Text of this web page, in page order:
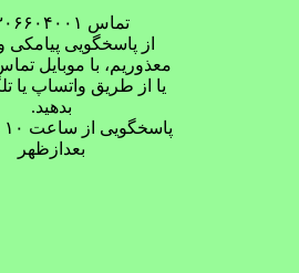
تماس ۰۹۳۰۶۶۰۴۰۰۱
از پاسخگویی پیامکی و
معذوریم، با موبایل تماس
یا از طریق واتساپ یا
بدهید.
بعدازظهر